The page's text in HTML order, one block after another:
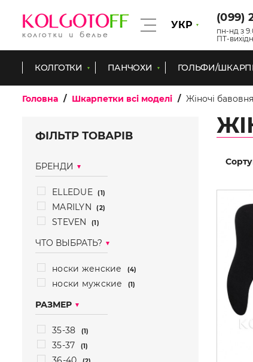
УКР
(099)
пн-нд з
ПТ-
КОЛГОТКИ ПАНЧОХИ ГОЛЬФИ/
Головна Шкарпетки всі моделі Жіночі
ФІЛЬТР ТОВАРІВ
БРЕНДИ
ELLEDUE (1)
MARILYN (2)
STEVEN (1)
ЧТО ВЫБРАТЬ?
носки женские (4)
носки мужские (1)
РАЗМЕР
35-38 (1)
35-37 (1)